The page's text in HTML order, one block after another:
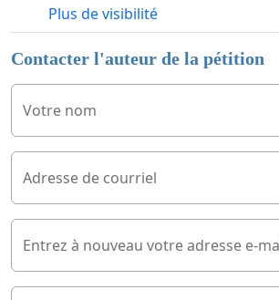
Plus de visibilité
Contacter l'auteur de la pétition
Votre nom
Adresse de courriel
Entrez à nouveau votre adresse e-